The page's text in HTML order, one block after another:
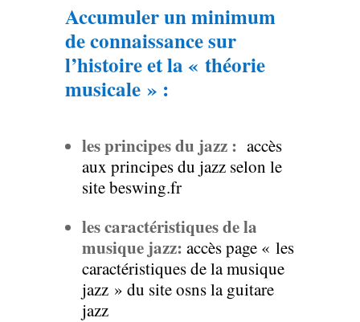
Accumuler un minimum
de connaissance sur
l’histoire et la « théorie
musicale » :
les principes du jazz : accès
aux principes du jazz selon le
site beswing.fr
les caractéristiques de la
musique jazz: accès page « les
caractéristiques de la musique
jazz » du site osns la guitare
jazz